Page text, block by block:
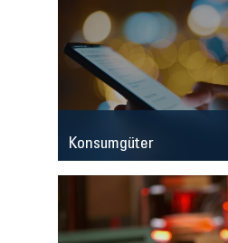
Konsumgüter